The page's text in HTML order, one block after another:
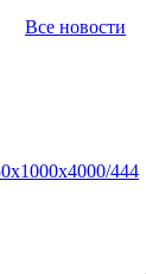
Все новости
444